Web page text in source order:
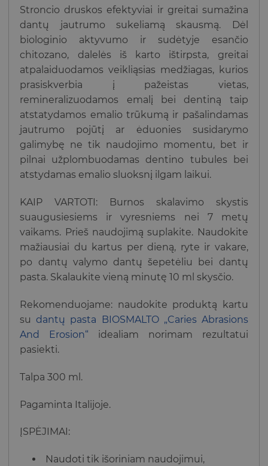
Stroncio druskos efektyviai ir greitai sumažina
dantų jautrumo sukeliamą skausmą. Dėl
biologinio aktyvumo ir sudėtyje esančio
chitozano, dalelės iš karto ištirpsta, greitai
atpalaiduodamos veikliąsias medžiagas, kurios
prasiskverbia į pažeistas vietas,
remineralizuodamos emalį bei dentiną taip
atstatydamos emalio trūkumą ir pašalindamas
jautrumo pojūtį ar ėduonies susidarymo
galimybę ne tik naudojimo momentu, bet ir
pilnai užplombuodamas dentino tubules bei
atstydamas emalio sluoksnį ilgam laikui.
KAIP VARTOTI: Burnos skalavimo skystis
suaugusiesiems ir vyresniems nei 7 metų
vaikams. Prieš naudojimą suplakite. Naudokite
mažiausiai du kartus per dieną, ryte ir vakare,
po dantų valymo dantų šepetėliu bei dantų
pasta. Skalaukite vieną minutę 10 ml skysčio.
Rekomenduojame: naudokite produktą kartu
sudantų pasta BIOSMALTO „Caries Abrasions
And Erosion“ idealiam norimam rezultatui
pasiekti.
Talpa 300 ml.
Pagaminta Italijoje.
ĮSPĖJIMAI:
Naudoti tik išoriniam naudojimui,